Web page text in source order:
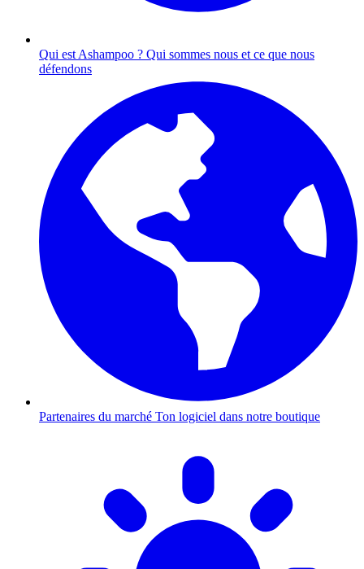
Qui est Ashampoo ? Qui sommes nous et ce que nous
défendons
Partenaires du marché Ton logiciel dans notre boutique